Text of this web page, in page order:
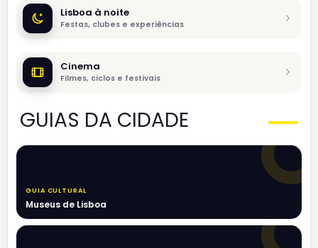
Lisboa à noite
Festas, clubes e experiências
Cinema
Filmes, ciclos e festivais
GUIAS DA CIDADE
GUIA CULTURAL
Museus de Lisboa